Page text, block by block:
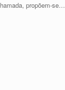
propõem-se…